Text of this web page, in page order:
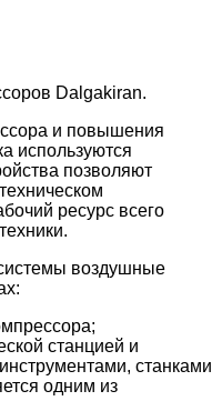
Dalgakiran.
и повышения
используются
позволяют
ресурс всего
воздушные
станцией и
станками
одним из